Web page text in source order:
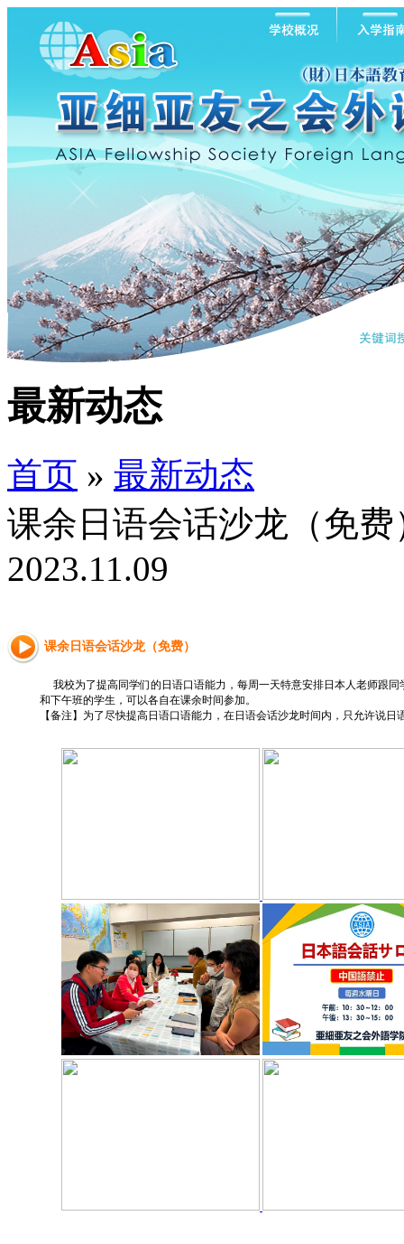
最新动态
首页 » 最新动态
课余日语会话沙龙（免费
2023.11.09
课余日语会话沙龙（免费）
我校为了提高同学们的日语口语能力，每周一天特意安排日本人老师跟
和下午班的学生，可以各自在课余时间参加。
【备注】️为了尽快提高日语口语能力，在日语会话沙龙时间内，只允许说